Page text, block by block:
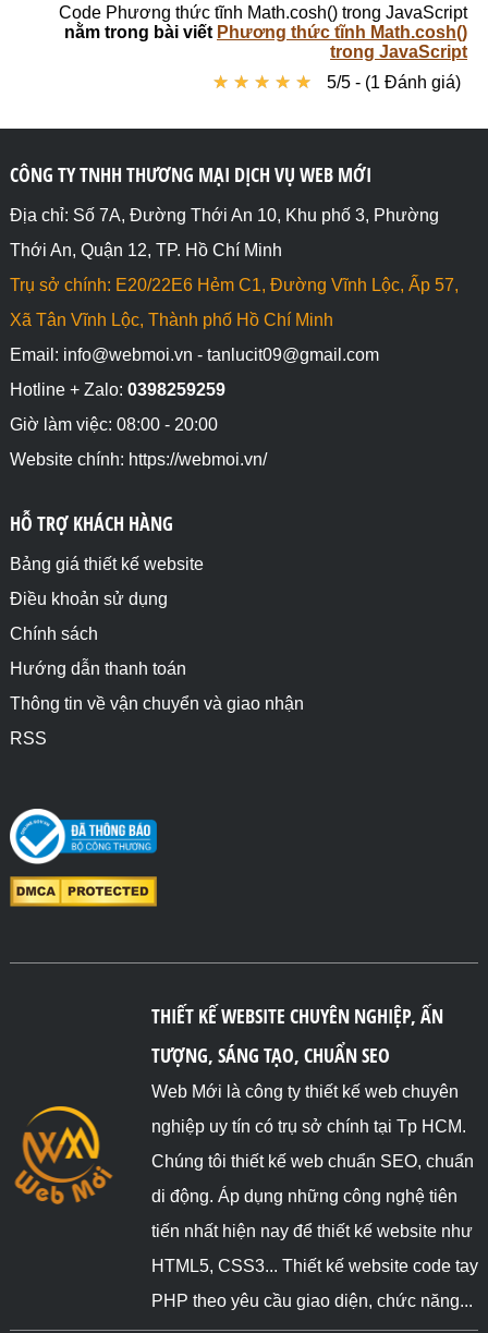
Code Phương thức tĩnh Math.cosh() trong JavaScript
nằm trong bài viết Phương thức tĩnh Math.cosh()
trong JavaScript
★ ★ ★ ★ ★
★ ★ ★ ★ ★ 5/5 - (1 Đánh giá)
CÔNG TY TNHH THƯƠNG MẠI DỊCH VỤ WEB MỚI
Địa chỉ: Số 7A, Đường Thới An 10, Khu phố 3, Phường
Thới An, Quận 12, TP. Hồ Chí Minh
Trụ sở chính: E20/22E6 Hẻm C1, Đường Vĩnh Lộc, Ấp 57,
Xã Tân Vĩnh Lộc, Thành phố Hồ Chí Minh
Email: info@webmoi.vn - tanlucit09@gmail.com
Hotline + Zalo: 0398259259
Giờ làm việc: 08:00 - 20:00
Website chính: https://webmoi.vn/
HỖ TRỢ KHÁCH HÀNG
Bảng giá thiết kế website
Điều khoản sử dụng
Chính sách
Hướng dẫn thanh toán
Thông tin về vận chuyển và giao nhận
RSS
THIẾT KẾ WEBSITE CHUYÊN NGHIỆP, ẤN
TƯỢNG, SÁNG TẠO, CHUẨN SEO
Web Mới là công ty thiết kế web chuyên
nghiệp uy tín có trụ sở chính tại Tp HCM.
Chúng tôi thiết kế web chuẩn SEO, chuẩn
di động. Áp dụng những công nghệ tiên
tiến nhất hiện nay để thiết kế website như
HTML5, CSS3... Thiết kế website code tay
PHP theo yêu cầu giao diện, chức năng...